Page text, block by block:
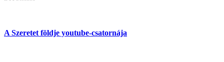
A Szeretet földje youtube-csatornája